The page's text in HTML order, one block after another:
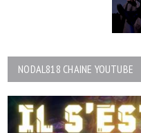
NODAL818 CHAINE YOUTUBE